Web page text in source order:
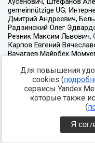
Для повышения
cookies (
сервисы
которые также
(
Я